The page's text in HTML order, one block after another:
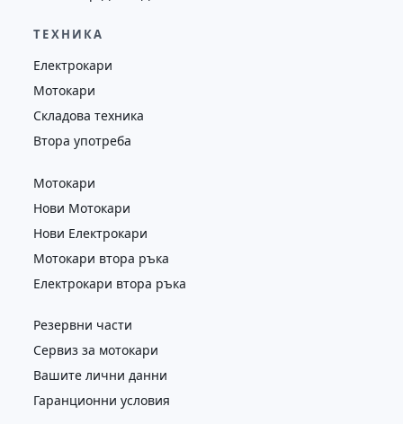
ТЕХНИКА
Електрокари
Мотокари
Складова техника
Втора употреба
Мотокари
Нови Мотокари
Нови Електрокари
Мотокари втора ръка
Електрокари втора ръка
Резервни части
Сервиз за мотокари
Вашите лични данни
Гаранционни условия